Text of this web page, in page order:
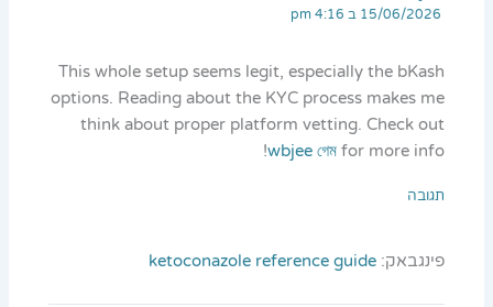
15/06/2026 ב 4:16 pm
This whole setup seems legit, especially the bKash
options. Reading about the KYC process makes me
think about proper platform vetting. Check out
wbjee গেমfor more info!
תגובה
פינגבאק:ketoconazole reference guide